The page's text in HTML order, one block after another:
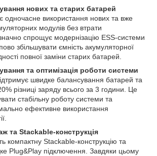
нових та старих батарей
одночасне використання нових та вже
модулів без втрати
спрощує модернізацію ESS-системи
збільшувати ємність акумуляторної
повної заміни старих батарей.
та оптимізація роботи системи
швидке балансування батарей та
різниці заряду всього за 3 години. Це
стабільну роботу системи та
ефективне використання
та Stackable-конструкція
компактну Stackable-конструкцію та
Plug&Play підключення. Завдяки цьому